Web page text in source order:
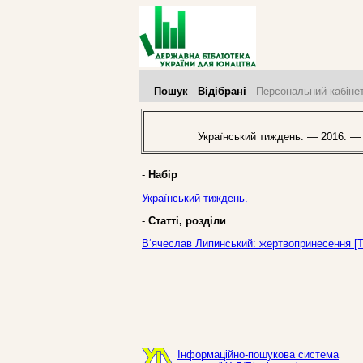
Пошук Відібрані Персональний
Український тиждень. — 2016.
- Набір
Український тиждень.
- Статті, розділи
В‘ячеслав Липинський:
Інформаційно-пошукова система